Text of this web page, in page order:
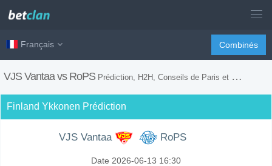
Français Combinés
VJS Vantaa vs RoPS Prédiction, H2H, Conseils de Paris et Prévision du Match
Finland Ykkonen Prédiction
VJS Vantaa RoPS
Date 2026-06-13 16:30